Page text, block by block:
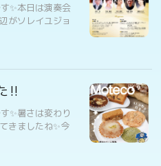
✨本日は演奏会
がソレイユジョ
‼︎
✨暑さは変わり
きましたね✨今